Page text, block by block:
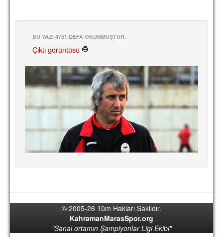
BU YAZI 4751 DEFA OKUNMUŞTUR.
Çıktı görüntüsü
© 2005-26 Tüm Hakları Saklıdır.
KahramanMarasSpor.org
"Sanal ortamın Şampiyonlar Ligi Ekibi"